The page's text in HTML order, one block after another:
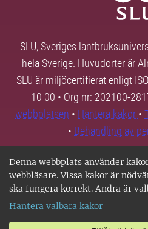
Denna webbplats använder
webbläsare. Vissa kakor är
ska fungera korrekt. Andra är
Hantera valbara kakor
SLU, Sveriges
hela Sverige. Huvudorter är
SLU är miljöcertifierat enligt
10 00 • Org nr: 202100-
webbplatsen • Hantera kakor •
• Behandling av